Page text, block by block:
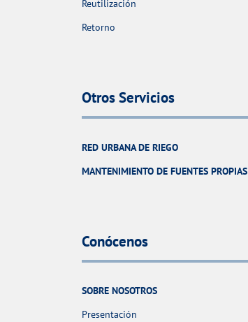
Reutilización
Retorno
Otros Servicios
RED URBANA DE RIEGO
MANTENIMIENTO DE FUENTES PROPIAS
Conócenos
SOBRE NOSOTROS
Presentación